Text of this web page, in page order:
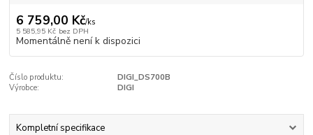
6 759,00 Kč/ks
5 585,95 Kč bez DPH
Momentálně není k dispozici
Číslo produktu:
DIGI_DS700B
Výrobce:
DIGI
Kompletní specifikace